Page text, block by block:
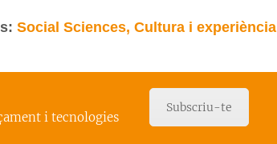
Social Sciences, Cultura i experiència
i tecnologies
Subscriu-te